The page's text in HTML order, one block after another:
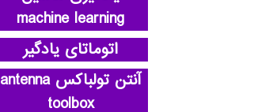
machine learning
اتوماتای یادگیر
آنتن تولباکس antenna
toolbox